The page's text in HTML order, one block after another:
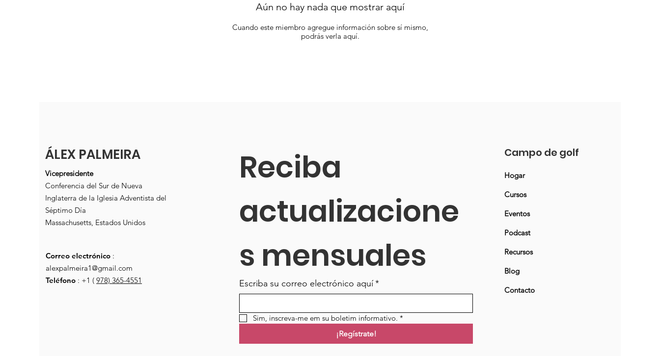
Aún no hay nada que mostrar aquí
Cuando este miembro agregue información sobre sí mismo,
podrás verla aquí.
ÁLEX PALMEIRA
Vicepresidente
Conferencia del Sur de Nueva
Inglaterra de la Iglesia Adventista del
Séptimo Día
Massachusetts, Estados Unidos
Correo electrónico :
alexpalmeira1@gmail.com
Teléfono : +1 ( 978) 365-4551
Reciba
actualizacione
s mensuales
Escriba su correo electrónico aquí*
Sim, inscreva-me em su boletim informativo. *
¡Regístrate!
Campo de golf
Hogar
Cursos
Eventos
Podcast
Recursos
Blog
Contacto